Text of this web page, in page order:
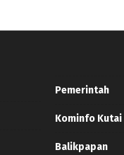
Pemerintah
Kominfo Kutai
Balikpapan